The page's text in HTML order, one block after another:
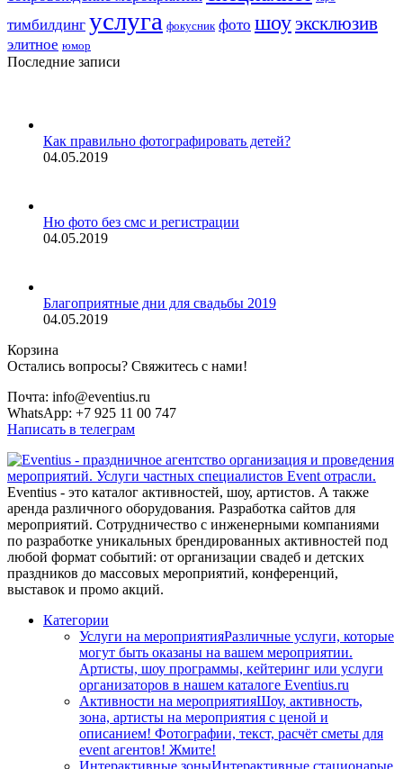
тимбилдинг услуга фокусник фото шоу эксклюзив
элитное юмор
Последние записи
Как правильно фотографировать детей?
04.05.2019
Ню фото без смс и регистрации
04.05.2019
Благоприятные дни для свадьбы 2019
04.05.2019
Корзина
Остались вопросы? Свяжитесь с нами!
Почта: info@eventius.ru
WhatsApp: +7 925 11 00 747
Написать в телеграм
Eventius - это каталог активностей, шоу, артистов. А также
аренда различного оборудования. Разработка сайтов для
мероприятий. Сотрудничество с инженерными компаниями
по разработке уникальных брендированных активностей под
любой формат событий: от организации свадеб и детских
праздников до массовых мероприятий, конференций,
выставок и промо акций.
Категории
Услуги на мероприятияРазличные услуги, которые
могут быть оказаны на вашем мероприятии.
Артисты, шоу программы, кейтеринг или услуги
организаторов в нашем каталоге Eventius.ru
Активности на мероприятияШоу, активность,
зона, артисты на мероприятия с ценой и
описанием! Фотографии, текст, расчёт сметы для
event агентов! Жмите!
Интерактивные зоныИнтерактивные стационарые